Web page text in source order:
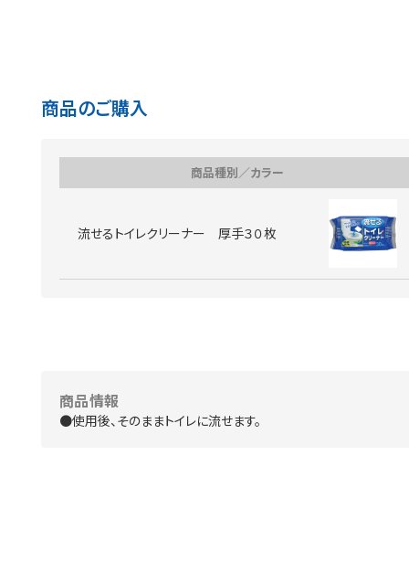
商品のご購入
商品種別／カラー
流せるトイレクリーナー 厚手３０枚
商品情報
●使用後、そのままトイレに流せます。